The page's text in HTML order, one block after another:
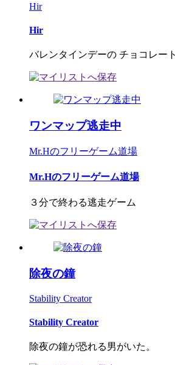
Hir
Hir
バレンタインデーの チョコレー
ワンマップ逃走中
Mr.Hのフリーゲーム道場
Mr.Hのフリーゲーム道場
３分で終わる逃走ゲーム
除夜の鐘
Stability Creator
Stability Creator
除夜の鐘が恐れる男がいた。